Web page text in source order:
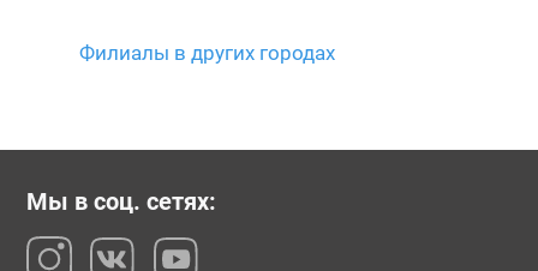
Филиалы в других городах
Мы в соц. сетях: